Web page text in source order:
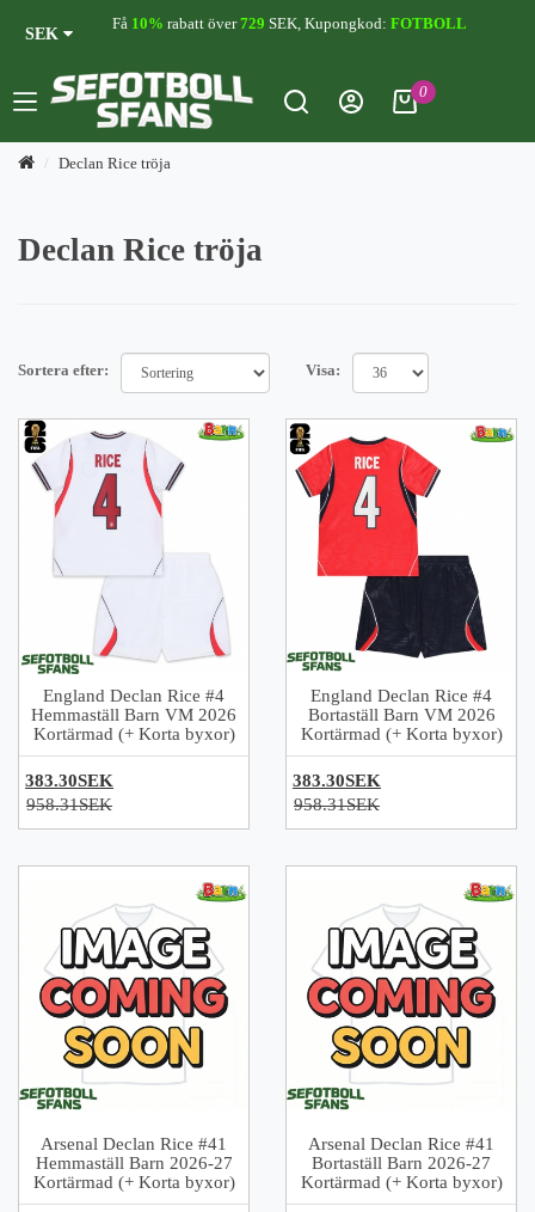
SEK
Få 10% rabatt över729 SEK, Kupongkod: FOTBOLL
0
Declan Rice tröja
Declan Rice tröja
Sortera efter: Visa:
England Declan Rice #4
Hemmaställ Barn VM 2026
Kortärmad (+ Korta byxor)
383.30SEK
958.31SEK
England Declan Rice #4
Bortaställ Barn VM 2026
Kortärmad (+ Korta byxor)
383.30SEK
958.31SEK
Arsenal Declan Rice #41
Hemmaställ Barn 2026-27
Kortärmad (+ Korta byxor)
Arsenal Declan Rice #41
Bortaställ Barn 2026-27
Kortärmad (+ Korta byxor)